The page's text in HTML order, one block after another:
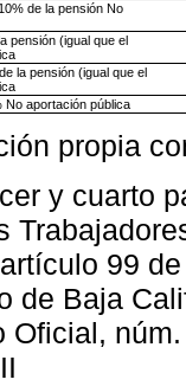
de la pensión No
pensión (igual que el
la pensión (igual que el
No aportación pública
propia
y cuarto
99
de Baja
Oficial,